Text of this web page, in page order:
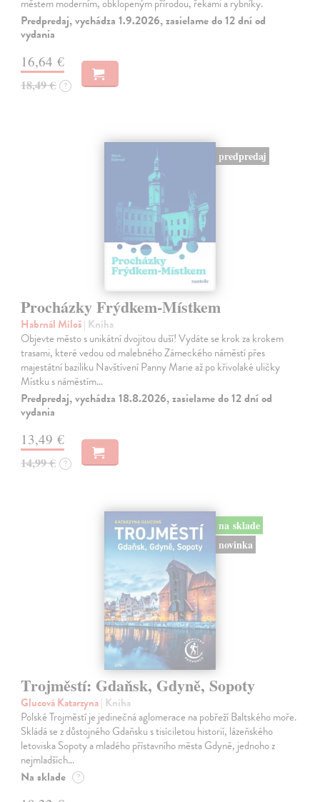
městem moderním, obklopeným přírodou, řekami a rybníky.
Predpredaj, vychádza 1.9.2026, zasielame do 12 dní od
vydania
16,64 €
18,49 € ?
predpredaj
Procházky Frýdkem-Místkem
Habrnál Miloš| Kniha
Objevte město s unikátní dvojitou duší! Vydáte se krok za krokem
trasami, které vedou od malebného Zámeckého náměstí přes
majestátní baziliku Navštívení Panny Marie až po křivolaké uličky
Místku s náměstím…
Predpredaj, vychádza 18.8.2026, zasielame do 12 dní od
vydania
13,49 €
14,99 € ?
na sklade
novinka
Trojměstí: Gdaňsk, Gdyně, Sopoty
Glucová Katarzyna| Kniha
Polské Trojměstí je jedinečná aglomerace na pobřeží Baltského moře.
Skládá se z důstojného Gdaňsku s tisíciletou historií, lázeňského
letoviska Sopoty a mladého přístavního města Gdyně, jednoho z
nejmladších…
Na sklade ?